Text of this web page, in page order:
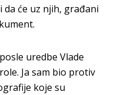
će uz njih, građani
uredbe Vlade
Ja sam bio protiv
koje su